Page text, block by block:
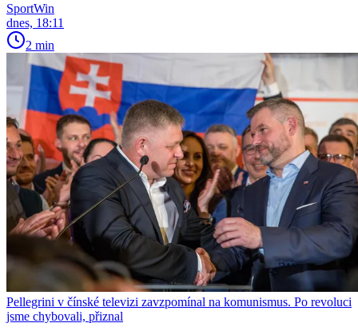
SportWin
dnes, 18:11
2 min
Pellegrini v čínské televizi zavzpomínal na komunismus. Po revoluci
jsme chybovali, přiznal